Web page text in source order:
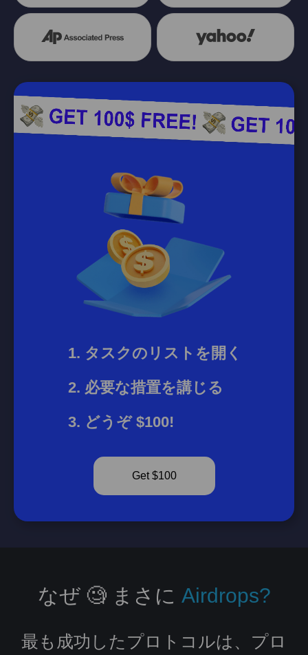
タスクのリストを開く
必要な措置を講じる
どうぞ $100!
Get $100
なぜ 🧐 まさに Airdrops?
最も成功したプロトコルは、プロ